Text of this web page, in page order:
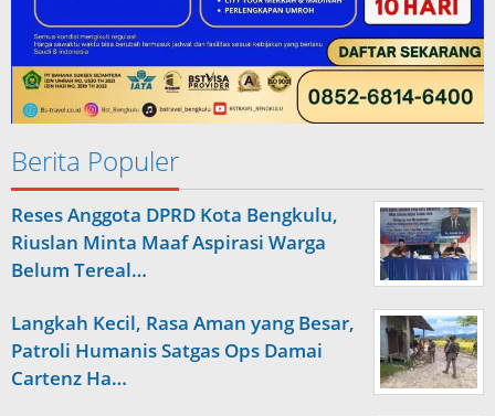
Berita Populer
Reses Anggota DPRD Kota Bengkulu,
Riuslan Minta Maaf Aspirasi Warga
Belum Tereal…
Langkah Kecil, Rasa Aman yang Besar,
Patroli Humanis Satgas Ops Damai
Cartenz Ha…